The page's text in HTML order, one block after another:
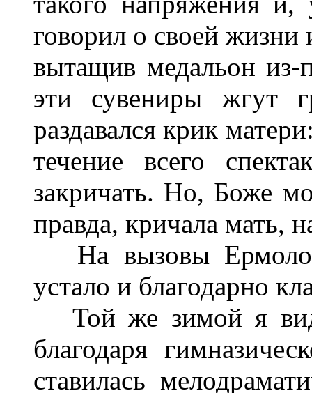
говорил о своей жизни
вытащив медальон
эти сувениры жгут
раздавался крик
течение всего
закричать. Но, Боже
правда, кричала мать,
На вызовы
устало и благодарно
Той же зимой я
благодаря
ставилась